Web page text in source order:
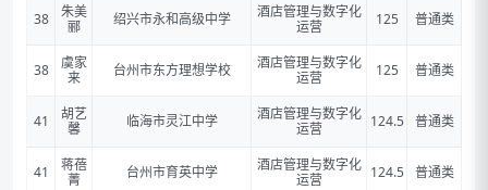
38
朱美
郦
绍兴市永和高级中学
酒店管理与数字化
运营
125 普通类
38
虞家
来
台州市东方理想学校
酒店管理与数字化
运营
125 普通类
41
胡艺
馨
临海市灵江中学
酒店管理与数字化
运营
124.5 普通类
41
蒋蓓
菁
台州市育英中学
酒店管理与数字化
运营
124.5 普通类